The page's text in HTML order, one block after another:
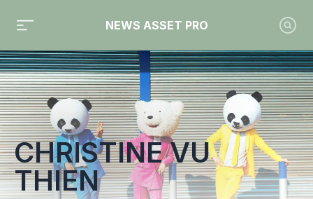
NEWS ASSET PRO
Toute l'actualité sur le tag "Christine Vu Thien"
CHRISTINE VU
THIEN